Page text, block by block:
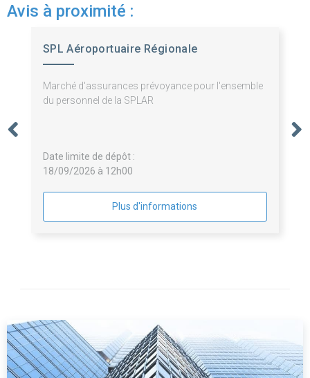
Avis à proximité :
SPL Aéroportuaire Régionale
Marché d'assurances prévoyance pour l'ensemble
du personnel de la SPLAR
Date limite de dépôt :
18/09/2026 à 12h00
Plus d'informations